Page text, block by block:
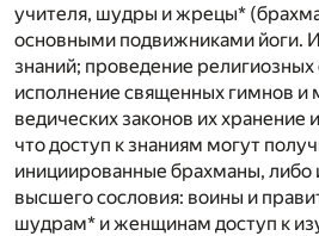
учителя, шудры и жрецы*
основными подвижниками йоги.
знаний; проведение
исполнение священных гимнов и
ведических законов их хранение
что доступ к знаниям могут
инициированные брахманы, либо
высшего сословия: воины и
шудрам* и женщинам доступ к